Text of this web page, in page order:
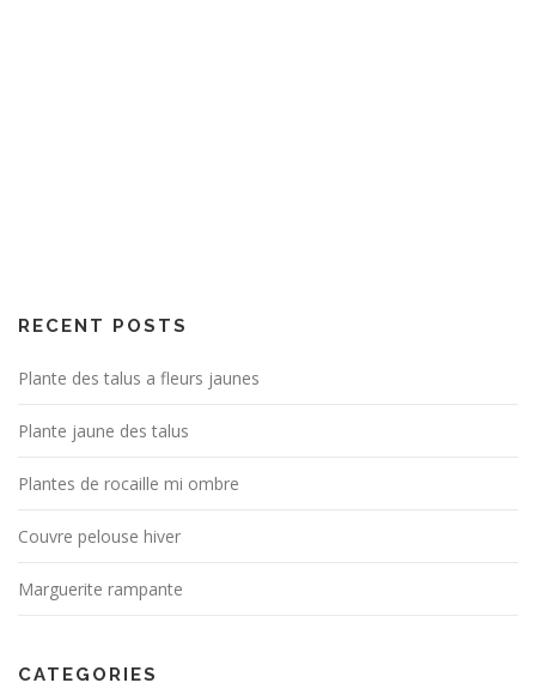
RECENT POSTS
Plante des talus a fleurs jaunes
Plante jaune des talus
Plantes de rocaille mi ombre
Couvre pelouse hiver
Marguerite rampante
CATEGORIES